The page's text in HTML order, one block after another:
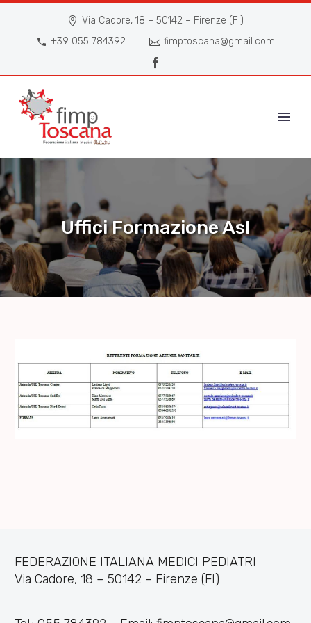
Via Cadore, 18 – 50142 – Firenze (FI)
+39 055 784392
fimptoscana@gmail.com
Uffici Formazione Asl
FEDERAZIONE ITALIANA MEDICI PEDIATRI
Via Cadore, 18 – 50142 – Firenze (FI)